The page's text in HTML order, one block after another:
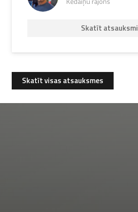
Skatīt atsauksmi
Skatīt visas atsauksmes